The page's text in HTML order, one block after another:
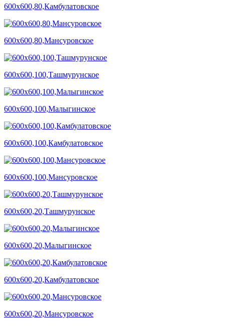
600х600,80,Камбулатовское
600х600,80,Мансуровское
600х600,100,Ташмурунское
600х600,100,Малыгинское
600х600,100,Камбулатовское
600х600,100,Мансуровское
600х600,20,Ташмурунское
600х600,20,Малыгинское
600х600,20,Камбулатовское
600х600,20,Мансуровское